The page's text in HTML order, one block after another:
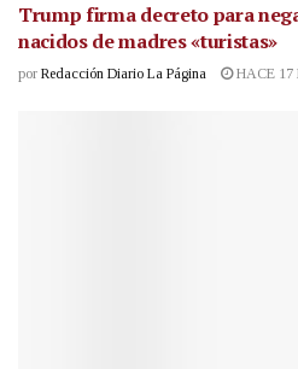
Trump firma decreto para
nacidos de madres «turistas»
por Redacción Diario La Página HACE 17